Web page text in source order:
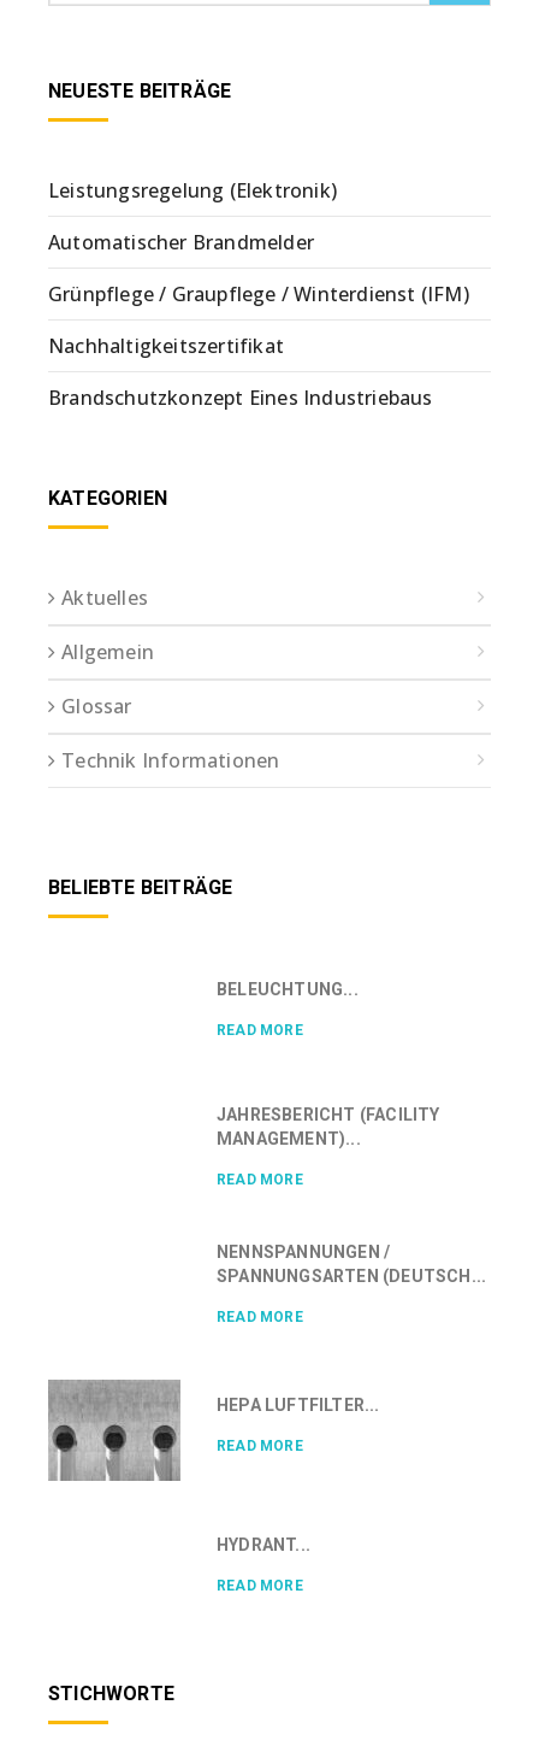
NEUESTE BEITRÄGE
Leistungsregelung (Elektronik)
Automatischer Brandmelder
Grünpflege / Graupflege / Winterdienst (IFM)
Nachhaltigkeitszertifikat
Brandschutzkonzept Eines Industriebaus
KATEGORIEN
Aktuelles
Allgemein
Glossar
Technik Informationen
BELIEBTE BEITRÄGE
BELEUCHTUNG...
READ MORE
JAHRESBERICHT (FACILITY
MANAGEMENT)...
READ MORE
NENNSPANNUNGEN /
SPANNUNGSARTEN (DEUTSCH...
READ MORE
HEPA LUFTFILTER...
READ MORE
HYDRANT...
READ MORE
STICHWORTE